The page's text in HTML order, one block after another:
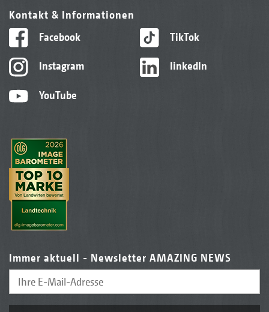
Kontakt & Informationen
Facebook
Instagram
YouTube
TikTok
linkedIn
Immer aktuell - Newsletter AMAZING NEWS